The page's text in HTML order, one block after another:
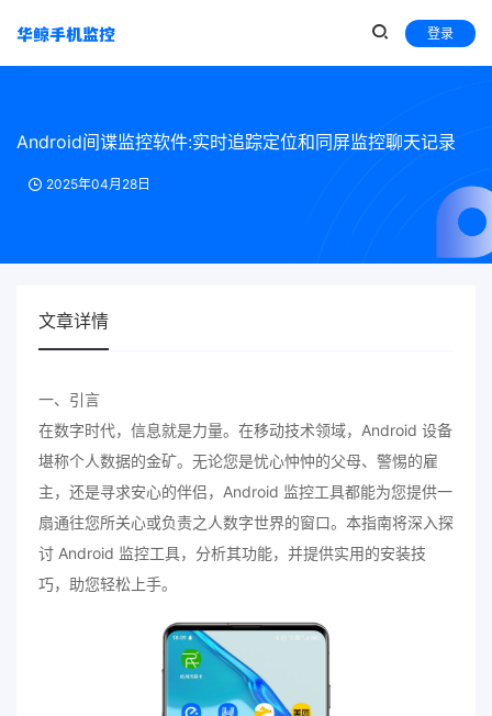
登录
Android间谍监控软件:实时追踪定位和同屏监控聊天记录
2025年04月28日
文章详情
一、引言
在数字时代，信息就是力量。在移动技术领域，Android 设备
堪称个人数据的金矿。无论您是忧心忡忡的父母、警惕的雇
主，还是寻求安心的伴侣，Android 监控工具都能为您提供一
扇通往您所关心或负责之人数字世界的窗口。本指南将深入探
讨 Android 监控工具，分析其功能，并提供实用的安装技
巧，助您轻松上手。